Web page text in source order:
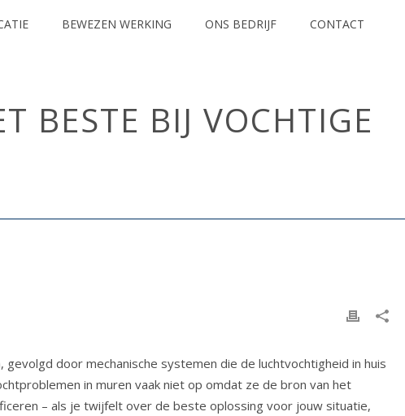
BEWEZEN WERKING ONS BEDRIJF CONTACT
BESTE BIJ VOCHTIGE
door mechanische systemen die de luchtvochtigheid in huis
in muren vaak niet op omdat ze de bron van het
– als je twijfelt over de beste oplossing voor jouw situatie,